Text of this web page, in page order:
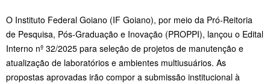
O Instituto Federal Goiano (IF Goiano), por meio da Pró-Reitoria
de Pesquisa, Pós-Graduação e Inovação (PROPPI), lançou o Edital
Interno nº 32/2025 para seleção de projetos de manutenção e
atualização de laboratórios e ambientes multiusuários. As
propostas aprovadas irão compor a submissão institucional à